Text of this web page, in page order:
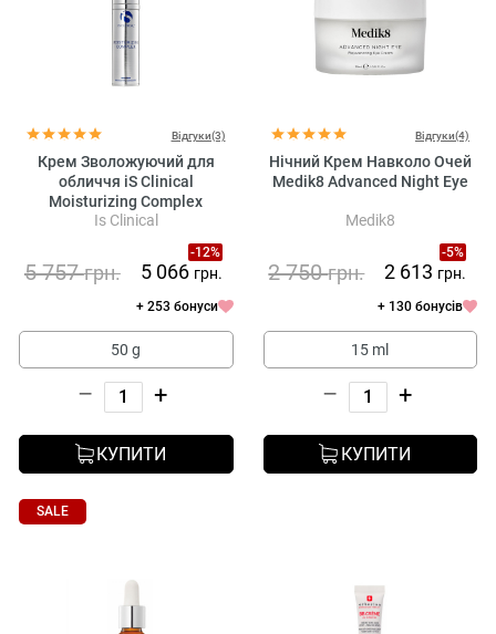
Відгуки(3)
Крем Зволожуючий для
обличчя iS Clinical
Moisturizing Complex
Is Clinical
-12%
5 757грн. 5 066 грн.
+ 253 бонуси
50 g
– +
КУПИТИ
Відгуки(4)
Нічний Крем Навколо Очей
Medik8 Advanced Night Eye
Medik8
-5%
2 750грн. 2 613 грн.
+ 130 бонусів
15 ml
– +
КУПИТИ
SALE